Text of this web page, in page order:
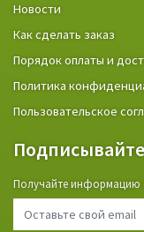
Новости
Как сделать заказ
Порядок оплаты и
Политика
Пользовательское
Получайте информацию